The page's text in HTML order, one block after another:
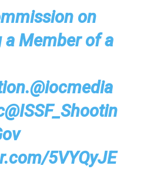
on
a Member of a
@iocmedia
@ISSF_Shootin
5VYQyJE